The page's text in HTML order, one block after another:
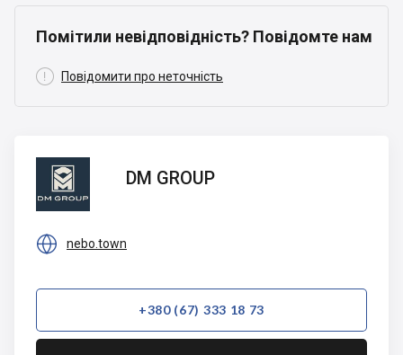
Помітили невідповідність? Повідомте нам
 Повідомити про неточність
DM
GROUP
DM GROUP
 nebo.town
+380 (67) 333 18 73